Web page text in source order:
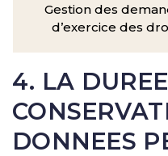
Gestion des
d’exercice des
4. LA
DONNEES